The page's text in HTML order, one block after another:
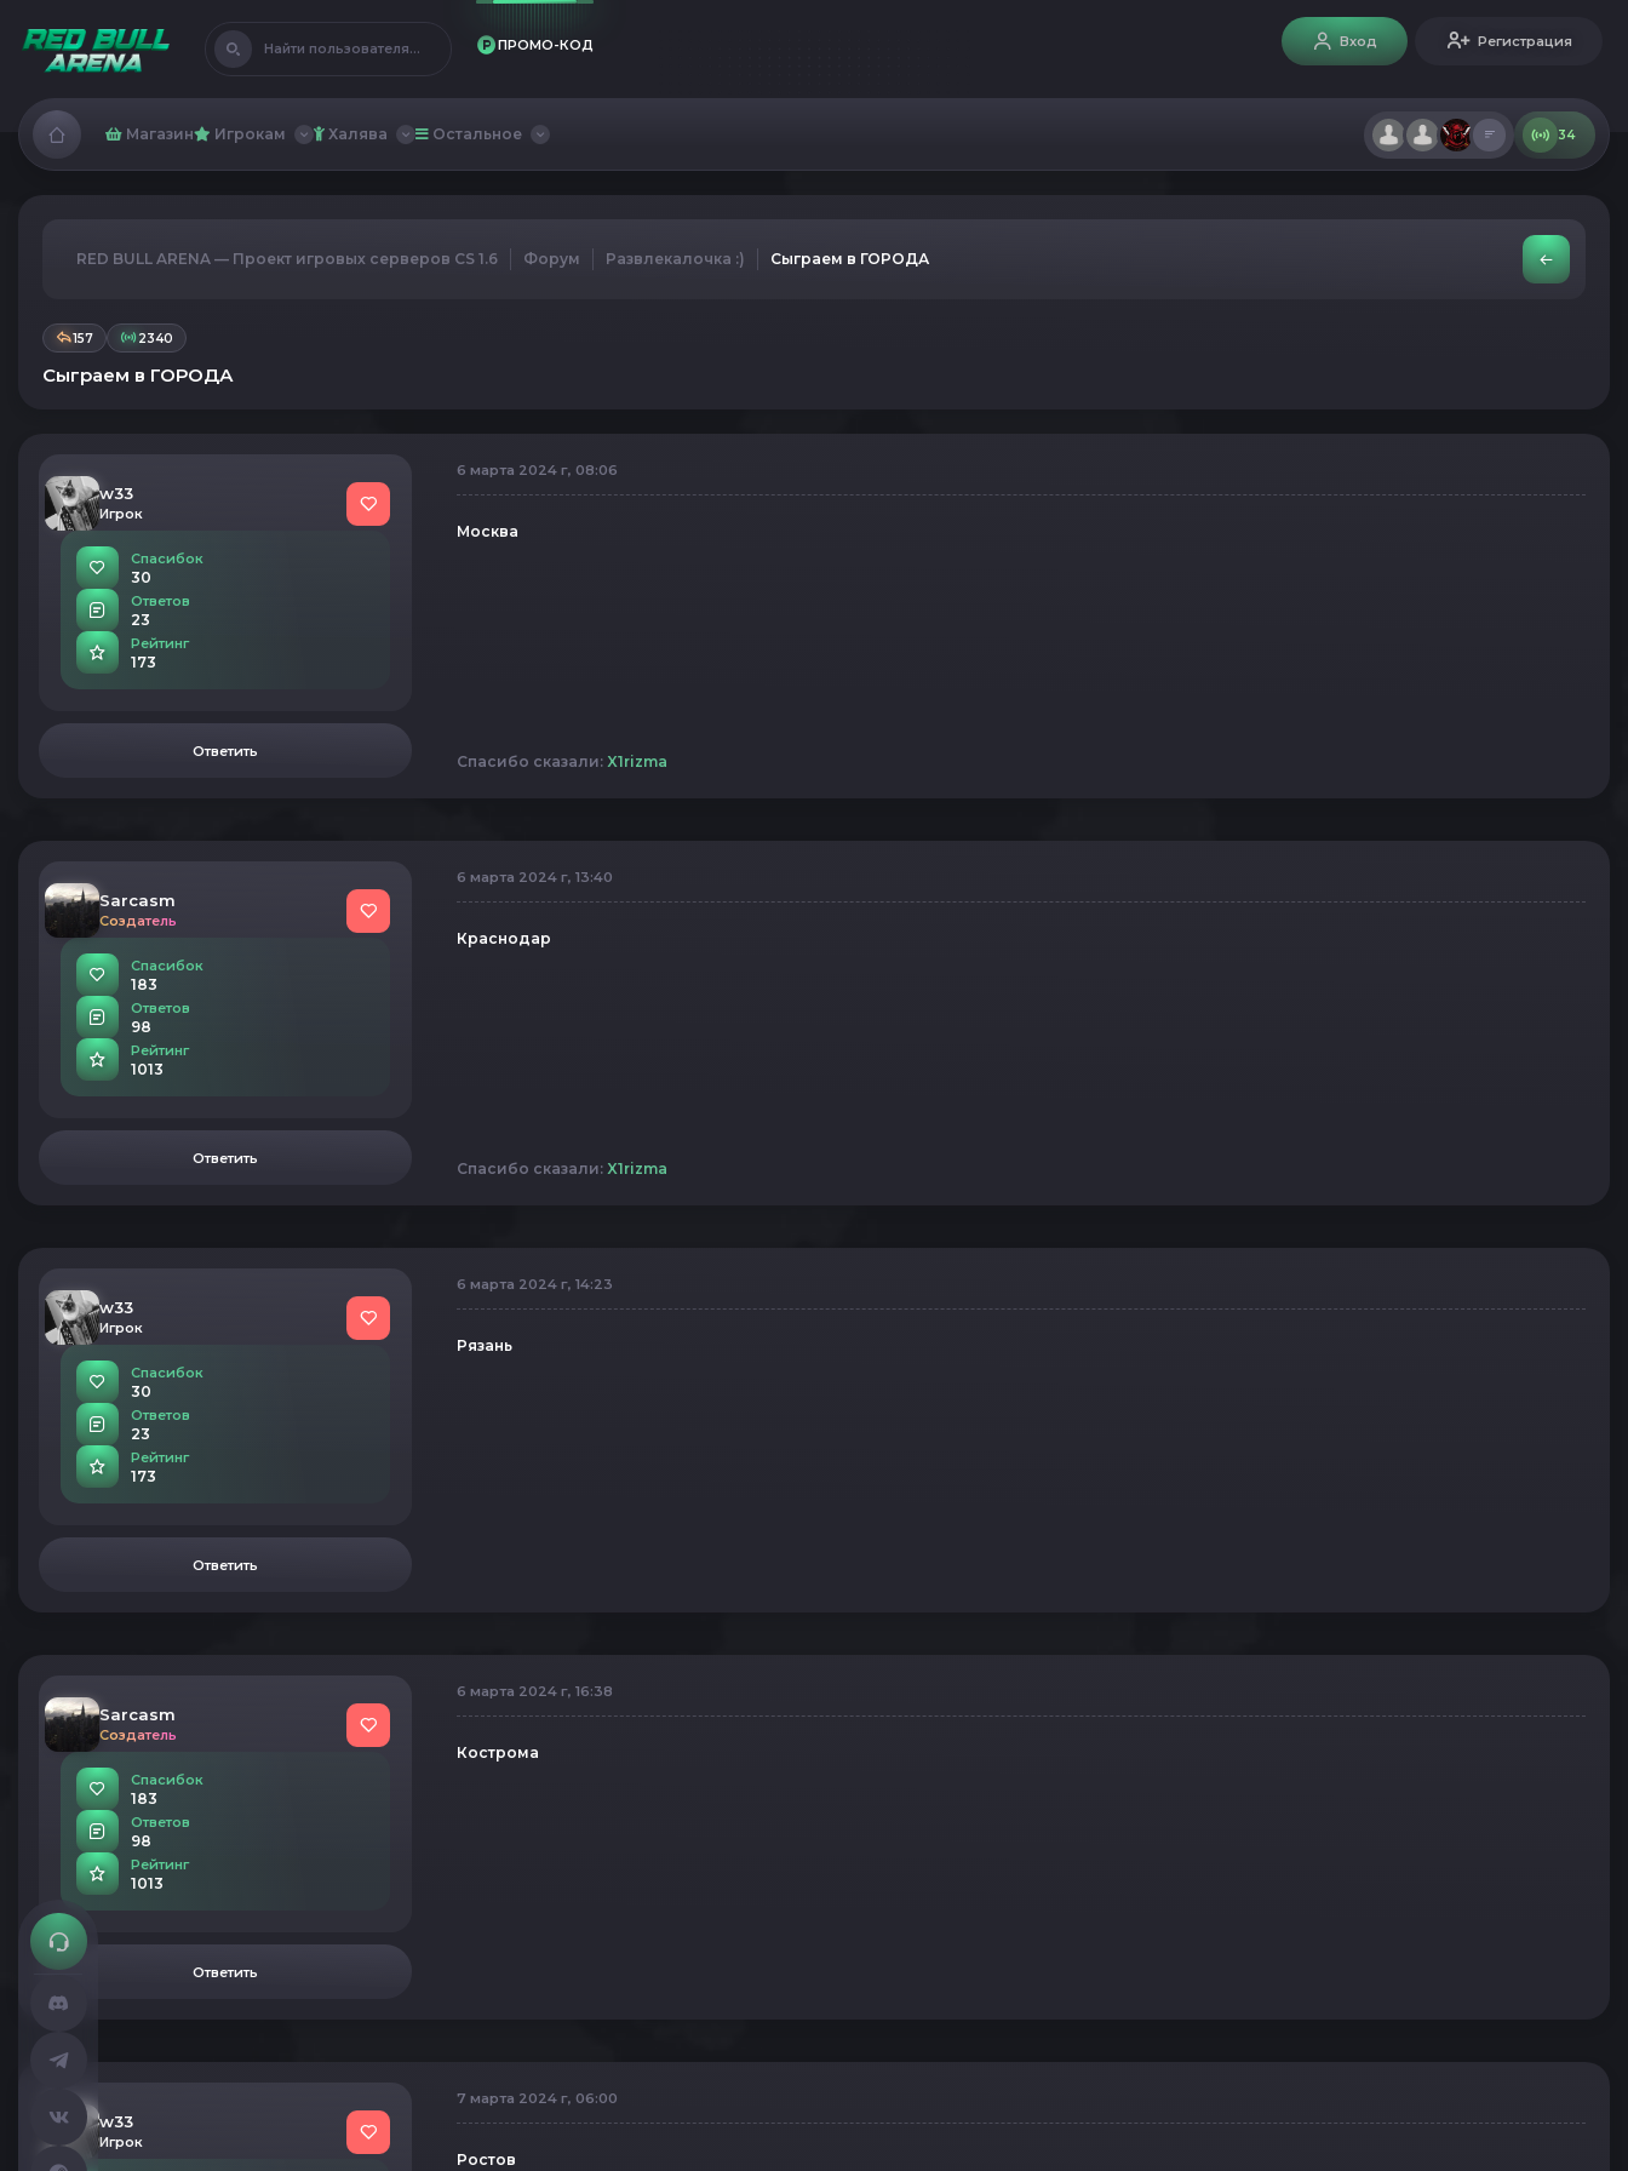
Найти пользователя... ПРОМО-КОД Вход Регистрация
Магазин Игрокам Халява Остальное 34
RED BULL ARENA — Проект игровых серверов CS 1.6 Форум Развлекалочка :) Сыграем в ГОРОДА
157 2340
Сыграем в ГОРОДА
w33
Игрок
Спасибок
30
Ответов
23
Рейтинг
173
Ответить
6 марта 2024 г, 08:06
Москва
Спасибо сказали: X1rizma
Sarcasm
Создатель
Спасибок
183
Ответов
98
Рейтинг
1013
Ответить
6 марта 2024 г, 13:40
Краснодар
Спасибо сказали: X1rizma
w33
Игрок
Спасибок
30
Ответов
23
Рейтинг
173
Ответить
6 марта 2024 г, 14:23
Рязань
Sarcasm
Создатель
Спасибок
183
Ответов
98
Рейтинг
1013
Ответить
6 марта 2024 г, 16:38
Кострома
w33
Игрок
7 марта 2024 г, 06:00
Ростов